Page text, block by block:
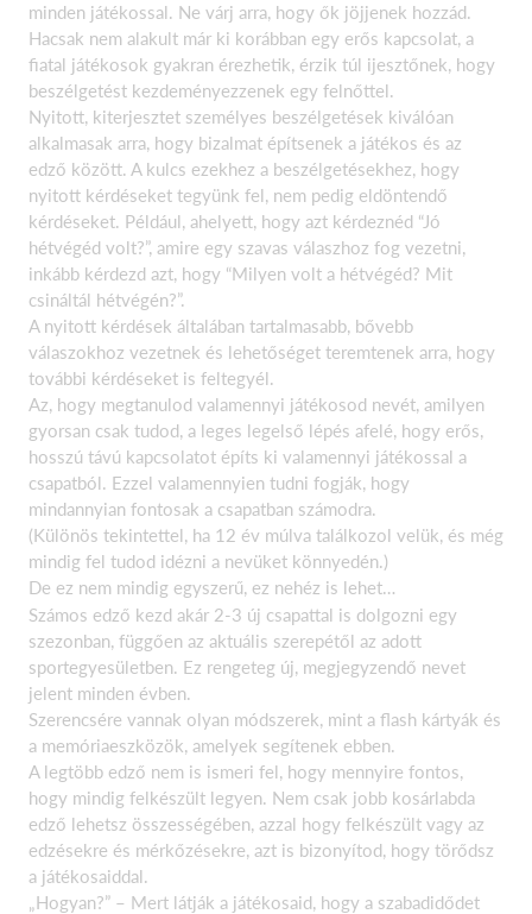
minden játékossal. Ne várj arra, hogy ők jöjjenek hozzád.
Hacsak nem alakult már ki korábban egy erős kapcsolat, a
fiatal játékosok gyakran érezhetik, érzik túl ijesztőnek, hogy
beszélgetést kezdeményezzenek egy felnőttel.
Nyitott, kiterjesztet személyes beszélgetések kiválóan
alkalmasak arra, hogy bizalmat építsenek a játékos és az
edző között. A kulcs ezekhez a beszélgetésekhez, hogy
nyitott kérdéseket tegyünk fel, nem pedig eldöntendő
kérdéseket. Például, ahelyett, hogy azt kérdeznéd “Jó
hétvégéd volt?”, amire egy szavas válaszhoz fog vezetni,
inkább kérdezd azt, hogy “Milyen volt a hétvégéd? Mit
csináltál hétvégén?”.
A nyitott kérdések általában tartalmasabb, bővebb
válaszokhoz vezetnek és lehetőséget teremtenek arra, hogy
további kérdéseket is feltegyél.
Az, hogy megtanulod valamennyi játékosod nevét, amilyen
gyorsan csak tudod, a leges legelső lépés afelé, hogy erős,
hosszú távú kapcsolatot építs ki valamennyi játékossal a
csapatból. Ezzel valamennyien tudni fogják, hogy
mindannyian fontosak a csapatban számodra.
(Különös tekintettel, ha 12 év múlva találkozol velük, és még
mindig fel tudod idézni a nevüket könnyedén.)
De ez nem mindig egyszerű, ez nehéz is lehet…
Számos edző kezd akár 2-3 új csapattal is dolgozni egy
szezonban, függően az aktuális szerepétől az adott
sportegyesületben. Ez rengeteg új, megjegyzendő nevet
jelent minden évben.
Szerencsére vannak olyan módszerek, mint a flash kártyák és
a memóriaeszközök, amelyek segítenek ebben.
A legtöbb edző nem is ismeri fel, hogy mennyire fontos,
hogy mindig felkészült legyen. Nem csak jobb kosárlabda
edző lehetsz összességében, azzal hogy felkészült vagy az
edzésekre és mérkőzésekre, azt is bizonyítod, hogy törődsz
a játékosaiddal.
„Hogyan?” – Mert látják a játékosaid, hogy a szabadidődet